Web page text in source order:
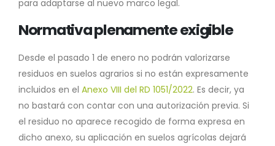
para adaptarse al nuevo marco legal.
Normativa plenamente exigible
Desde el pasado 1 de enero no podrán valorizarse
residuos en suelos agrarios si no están expresamente
incluidos en el Anexo VIII del RD 1051/2022. Es decir, ya
no bastará con contar con una autorización previa. Si
el residuo no aparece recogido de forma expresa en
dicho anexo, su aplicación en suelos agrícolas dejará